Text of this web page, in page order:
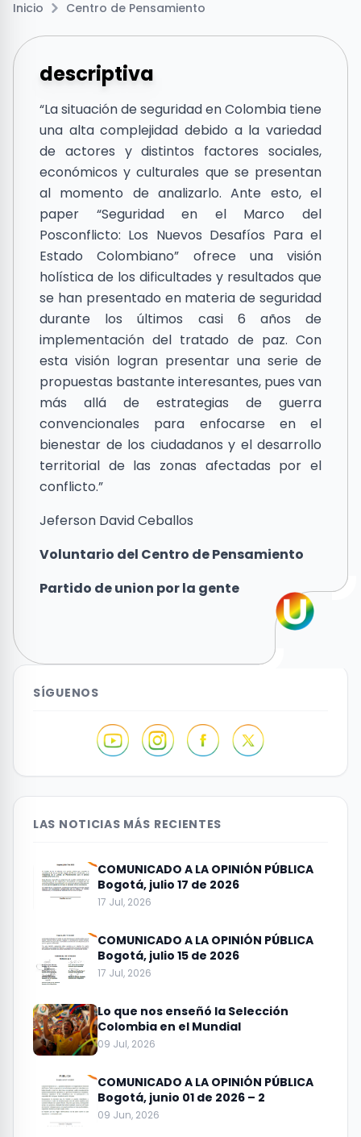
Inicio Centro de Pensamiento
descriptiva
“La situación de seguridad en Colombia tiene
una alta complejidad debido a la variedad
de actores y distintos factores sociales,
económicos y culturales que se presentan
al momento de analizarlo. Ante esto, el
paper “Seguridad en el Marco del
Posconflicto: Los Nuevos Desafíos Para el
Estado Colombiano” ofrece una visión
holística de los dificultades y resultados que
se han presentado en materia de seguridad
durante los últimos casi 6 años de
implementación del tratado de paz. Con
esta visión logran presentar una serie de
propuestas bastante interesantes, pues van
más allá de estrategias de guerra
convencionales para enfocarse en el
bienestar de los ciudadanos y el desarrollo
territorial de las zonas afectadas por el
conflicto.”
Jeferson David Ceballos
Voluntario del Centro de Pensamiento
Partido de union por la gente
SÍGUENOS
LAS NOTICIAS MÁS RECIENTES
COMUNICADO A LA OPINIÓN PÚBLICA
Bogotá, julio 17 de 2026
17 Jul, 2026
COMUNICADO A LA OPINIÓN PÚBLICA
Bogotá, julio 15 de 2026
17 Jul, 2026
Lo que nos enseñó la Selección
Colombia en el Mundial
09 Jul, 2026
COMUNICADO A LA OPINIÓN PÚBLICA
Bogotá, junio 01 de 2026 – 2
09 Jun, 2026